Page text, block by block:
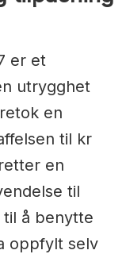
er et
utrygghet
en
til kr
en
til
å benytte
oppfylt selv